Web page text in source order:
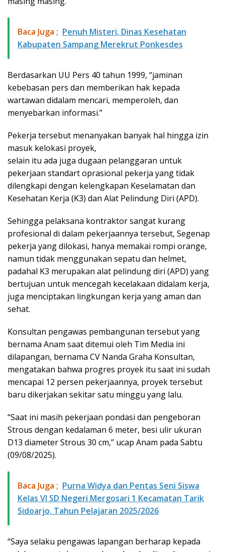
Baca Juga ; Penuh Misteri, Dinas Kesehatan
Kabupaten Sampang Merekrut Ponkesdes
Berdasarkan UU Pers 40 tahun 1999, “jaminan
kebebasan pers dan memberikan hak kepada
wartawan didalam mencari, memperoleh, dan
menyebarkan informasi.”
Pekerja tersebut menanyakan banyak hal hingga izin
masuk kelokasi proyek,
selain itu ada juga dugaan pelanggaran untuk
pekerjaan standart oprasional pekerja yang tidak
dilengkapi dengan kelengkapan Keselamatan dan
Kesehatan Kerja (K3) dan Alat Pelindung Diri (APD).
Sehingga pelaksana kontraktor sangat kurang
profesional di dalam pekerjaannya tersebut, Segenap
pekerja yang dilokasi, hanya memakai rompi orange,
namun tidak menggunakan sepatu dan helmet,
padahal K3 merupakan alat pelindung diri (APD) yang
bertujuan untuk mencegah kecelakaan didalam kerja,
juga menciptakan lingkungan kerja yang aman dan
sehat.
Konsultan pengawas pembangunan tersebut yang
bernama Anam saat ditemui oleh Tim Media ini
dilapangan, bernama CV Nanda Graha Konsultan,
mengatakan bahwa progres proyek itu saat ini sudah
mencapai 12 persen pekerjaannya, proyek tersebut
baru dikerjakan sekitar satu minggu yang lalu.
“Saat ini masih pekerjaan pondasi dan pengeboran
Strous dengan kedalaman 6 meter, besi ulir ukuran
D13 diameter Strous 30 cm,” ucap Anam pada Sabtu
(09/08/2025).
Baca Juga ; Purna Widya dan Pentas Seni Siswa
Kelas VI SD Negeri Mergosari 1 Kecamatan Tarik
Sidoarjo, Tahun Pelajaran 2025/2026
“Saya selaku pengawas lapangan berharap kepada